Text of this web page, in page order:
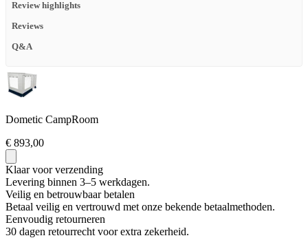
Review highlights
Reviews
Q&A
Dometic CampRoom
€ 893,00
Klaar voor verzending
Levering binnen 3–5 werkdagen.
Veilig en betrouwbaar betalen
Betaal veilig en vertrouwd met onze bekende betaalmethoden.
Eenvoudig retourneren
30 dagen retourrecht voor extra zekerheid.